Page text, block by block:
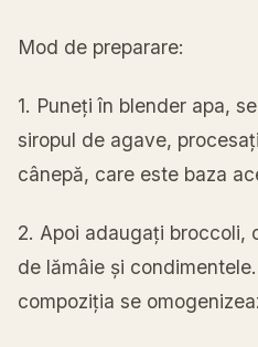
Mod de preparare:
1. Puneți în blender apa,
siropul de agave, procesați
cânepă, care este baza
2. Apoi adaugați broccoli,
de lămâie și condimentele.
compoziția se